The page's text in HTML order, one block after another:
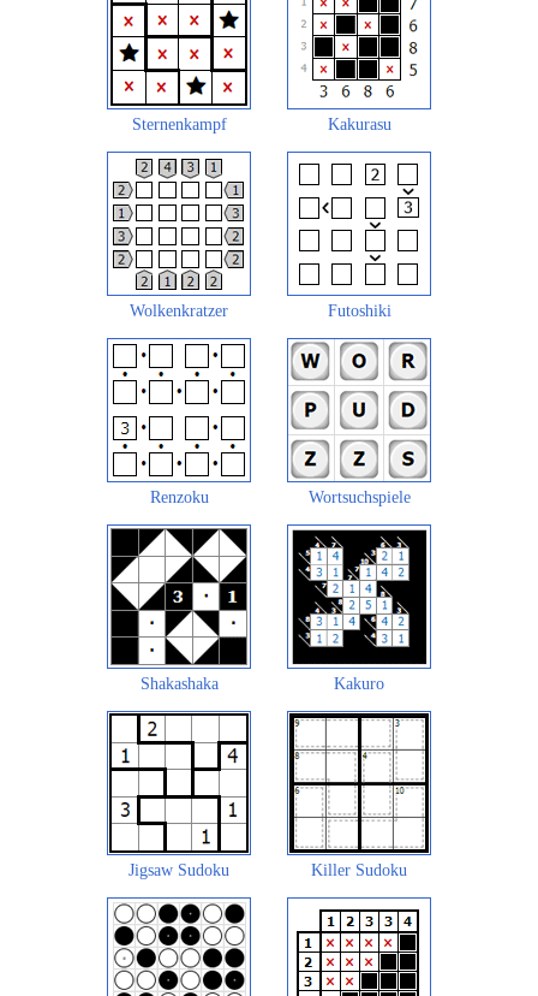
Sternenkampf Kakurasu
Wolkenkratzer Futoshiki
Renzoku Wortsuchspiele
Shakashaka Kakuro
Jigsaw Sudoku Killer Sudoku